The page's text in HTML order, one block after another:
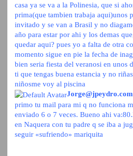
casa ya se va a la Polinesia, que si
prima(que tambien trabaja aqui)unos
invitado y se van a Brasil y no
año para estar por ahi y los demas
quedar aqui? pues yo a falta de otra
momento sigue en pie la fecha de
bien seria fiesta del veranosi en unos
ti que tengas buena estancia y no
niñosme voy al piscina
Jorge@jpeydro.com
primo tu mail para mi q no funciona
enviado 6 o 7 veces. Bueno ahi
en Naquera con tu padre q se iba a
seguir «sufriendo» mariquita